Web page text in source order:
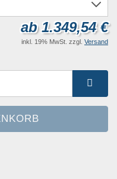
ab 1.349,54 €
inkl. 19% MwSt. zzgl. Versand